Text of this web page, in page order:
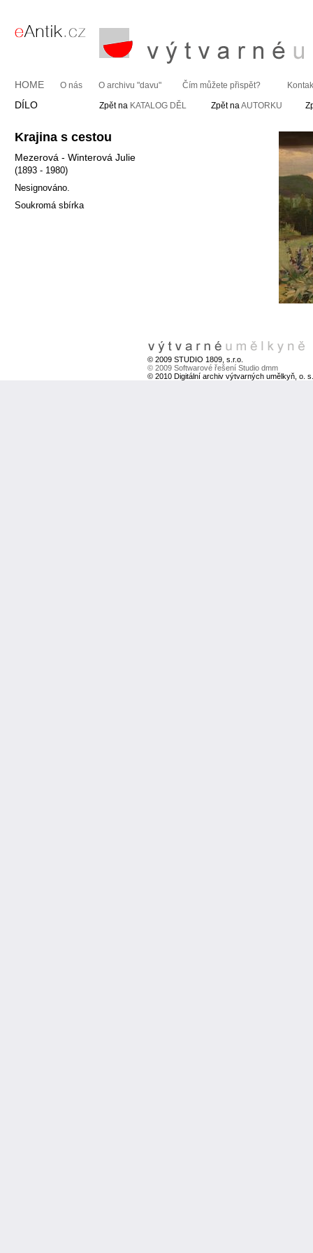
HOME O nás O archivu "davu" Čím můžete přispět?
DÍLO Zpět na KATALOG DĚL Zpět naAUTORKU
Krajina s cestou
Mezerová - Winterová Julie
(1893 - 1980)
Nesignováno.
Soukromá sbírka
© 2009 STUDIO 1809, s.r.o.
© 2009 Softwarové řešení Studio dmm
© 2010 Digitální archiv výtvarných umělkyň, o. s.